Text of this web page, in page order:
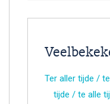
Ter aller tijde /
tijde / te alle